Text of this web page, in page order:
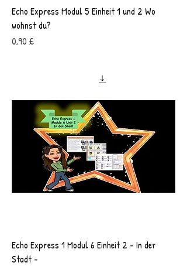
Echo Express Modul 5 Einheit 1 und 2 Wo
wohnst du?
Preis
0,90 £
Echo Express 1 Modul 6 Einheit 2 - In der
Stadt -